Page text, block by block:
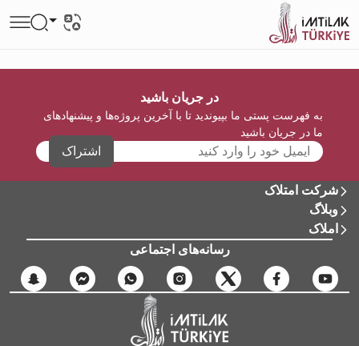
در جریان باشید
به فهرست پستی ما بپیوندید تا با آخرین پروژه‌ها و پیشنهادهای
ما در جریان باشید
اشتراک
شرکت امتلاک
وبلاگ
املاک
رسانه‌های اجتماعی